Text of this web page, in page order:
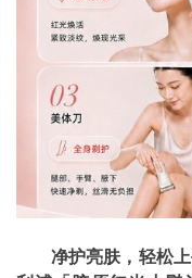
净护亮肤，轻松上